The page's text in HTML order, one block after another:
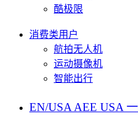
酷极限
消费类用户
航拍无人机
运动摄像机
智能出行
EN/USA AEE USA